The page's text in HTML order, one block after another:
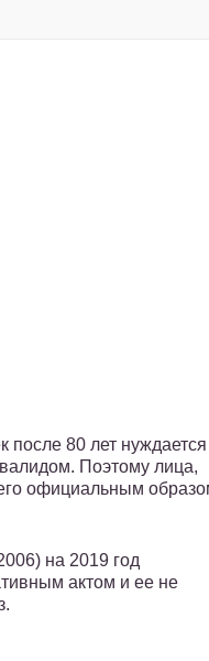
после 80 лет нуждается
Поэтому лица,
официальным
на 2019 год
актом и ее не